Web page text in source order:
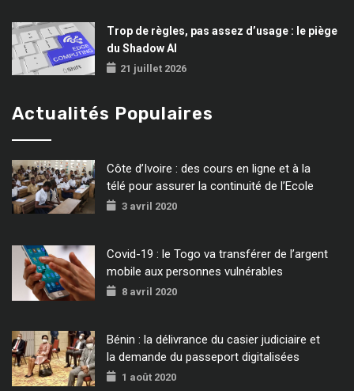
Trop de règles, pas assez d’usage : le piège
du Shadow AI
21 juillet 2026
Actualités Populaires
Côte d’Ivoire : des cours en ligne et à la
télé pour assurer la continuité de l’Ecole
3 avril 2020
Covid-19 : le Togo va transférer de l’argent
mobile aux personnes vulnérables
8 avril 2020
Bénin : la délivrance du casier judiciaire et
la demande du passeport digitalisées
1 août 2020